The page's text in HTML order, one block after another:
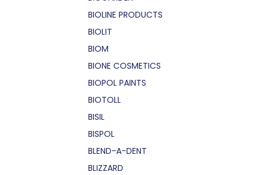
BIOLINE PRODUCTS
BIOLIT
BIOM
BIONE COSMETICS
BIOPOL PAINTS
BIOTOLL
BISIL
BISPOL
BLEND-A-DENT
BLIZZARD